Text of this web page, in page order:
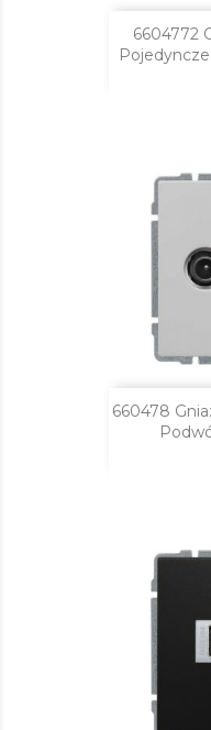
6604772
660478